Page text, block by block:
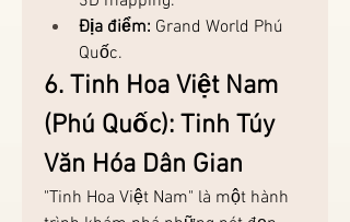
Địa điểm: Grand World Phú
Quốc.
6. Tinh Hoa Việt Nam
(Phú Quốc): Tinh Túy
Văn Hóa Dân Gian
"Tinh Hoa Việt Nam" là một hành